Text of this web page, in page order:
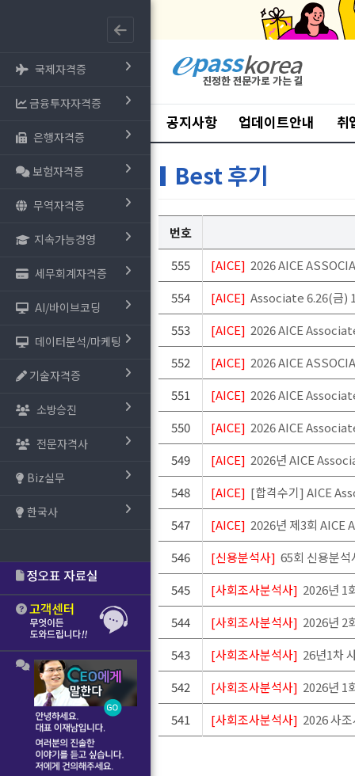
국제자격증
금융투자자격증
은행자격증
보험자격증
무역자격증
지속가능경영
세무회계자격증
AI/바이브코딩
데이터분석/마케팅
기술자격증
소방승진
전문자격사
Biz실무
한국사
공지사항 업데이트안내 취
Best 후기
번호
555
[AICE] 2026 AICE
554
[AICE] Associate 6.26(금)
553
[AICE] 2026 AICE
552
[AICE] 2026 AICE
551
[AICE] 2026 AICE
550
[AICE] 2026 AICE
549
[AICE] 2026년 AICE
548
[AICE] [합격수기] AICE
547
[AICE] 2026년 제3회 AICE
546
[신용분석사] 65회 신용분
545
[사회조사분석사] 2026년 1
544
[사회조사분석사] 2026년 2
543
[사회조사분석사] 26년1차
542
[사회조사분석사] 2026년 1
541
[사회조사분석사] 2026 사